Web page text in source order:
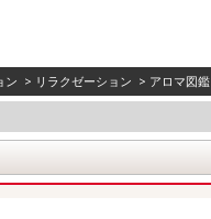
ン > リラクゼーション > アロマ図鑑